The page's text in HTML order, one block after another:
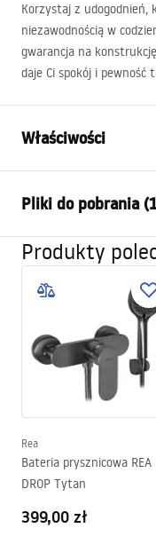
Korzystaj z udogodnień,
niezawodnością w
gwarancja na
daje Ci spokój i pewność
Właściwości
Typ syfonu
Długość odpływu (cm)
Materiał odpływu
Kolor
Przepustowość
Pliki do pobrania
Instrukcja
Produkty
Rea
Bateria prysznicowa REA
DROP Tytan
399,00 zł